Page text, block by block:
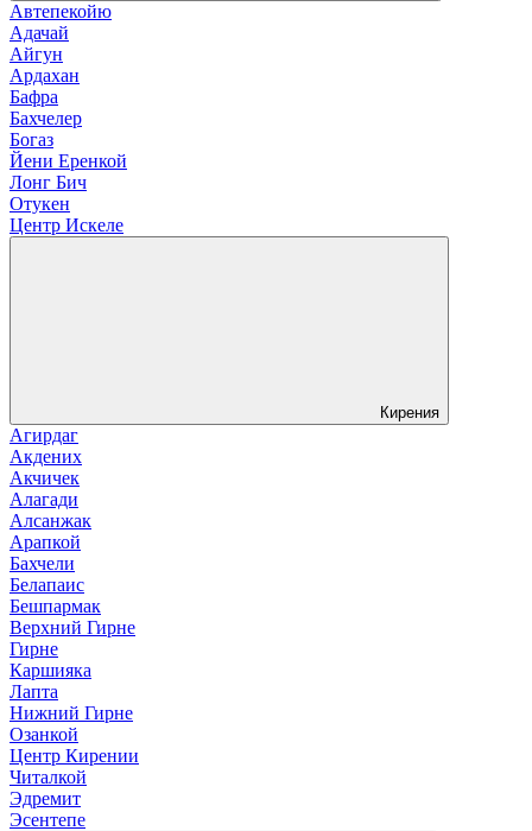
Автепекойю
Адачай
Айгун
Ардахан
Бафра
Бахчелер
Богаз
Йени Еренкой
Лонг Бич
Отукен
Центр Искеле
Кирения
Агирдаг
Акдених
Акчичек
Алагади
Алсанжак
Арапкой
Бахчели
Белапаис
Бешпармак
Верхний Гирне
Гирне
Каршияка
Лапта
Нижний Гирне
Озанкой
Центр Кирении
Читалкой
Эдремит
Эсентепе